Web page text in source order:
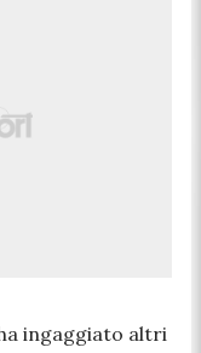
ingaggiato altri